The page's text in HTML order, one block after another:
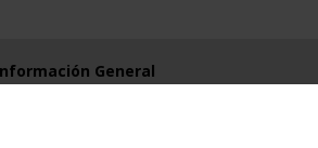
General